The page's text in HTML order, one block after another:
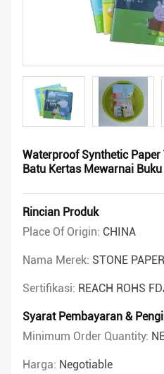
Waterproof Synthetic Paper
Batu Kertas Mewarnai
Rincian Produk
Place Of Origin: CHINA
Nama Merek: STONE PAPER
Sertifikasi: REACH ROHS
Syarat Pembayaran &
Minimum Order Quantity:
Harga: Negotiable